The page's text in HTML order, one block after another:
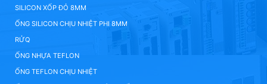
SILICON XỐP ĐỎ 8MM
ỐNG SILICON CHỊU NHIỆT PHI 8MM
RỬQ
ỐNG NHỰA TEFLON
ỐNG TEFLON CHỊU NHIỆT